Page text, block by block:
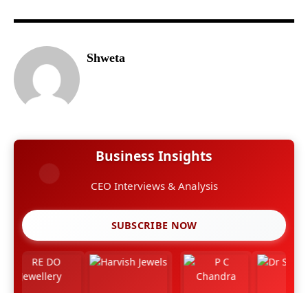
Shweta
Business Insights
CEO Interviews & Analysis
SUBSCRIBE NOW